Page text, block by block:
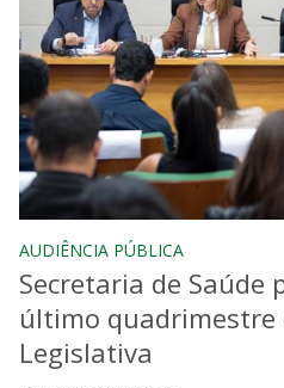
AUDIÊNCIA PÚBLICA
Secretaria de Saúde
último quadrimestre
Legislativa